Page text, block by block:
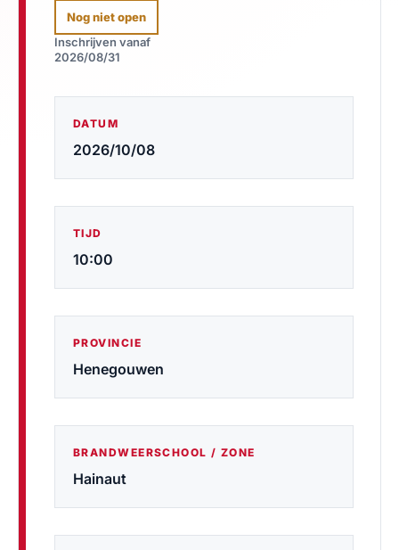
Nog niet open
Inschrijven vanaf
2026/08/31
DATUM
2026/10/08
TIJD
10:00
PROVINCIE
Henegouwen
BRANDWEERSCHOOL / ZONE
Hainaut